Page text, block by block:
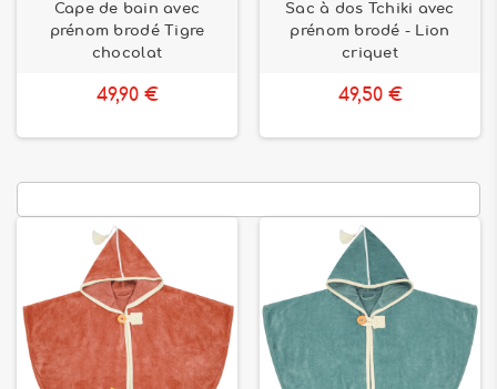
Cape de bain avec
prénom brodé Tigre
chocolat
49,90 €
Sac à dos Tchiki avec
prénom brodé - Lion
criquet
49,50 €